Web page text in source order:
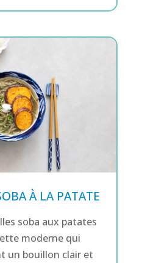
À LA PATATE
soba aux patates
moderne qui
un bouillon clair et